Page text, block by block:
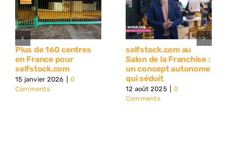
Plus de 160 centres
en France pour
selfstock.com
15 janvier 2026
0
Comments
selfstock.com au
Salon de la Franchise :
un concept autonome
qui séduit
12 août 2025
0
Comments